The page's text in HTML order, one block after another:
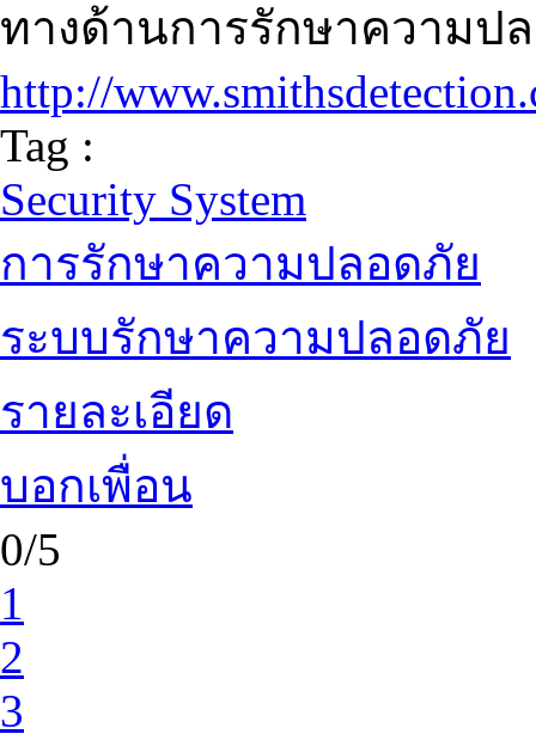
ทางด้านการรักษาความปล
http://
Tag :
Security System
การรักษาความปลอดภัย
ระบบรักษาความปลอดภัย
รายละเอียด
บอกเพื่อน
0/5
1
2
3